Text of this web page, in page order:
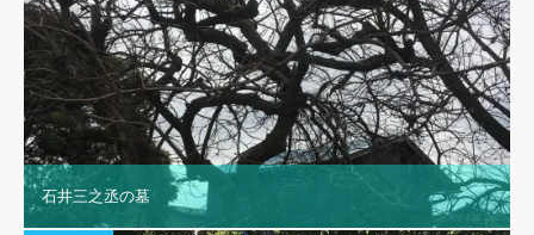
石井三之丞の墓